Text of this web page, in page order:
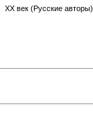
XX век (Русские авторы)